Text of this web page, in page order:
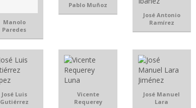
Manolo
Paredes
Pablo Muñoz
José Antonio
Ramírez
José Luis
Gutiérrez
Vicente
Requerey
José Manuel
Lara